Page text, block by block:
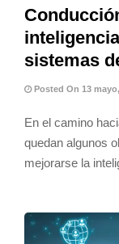
sistemas
Posted On 13 mayo,
En el camino
quedan algunos
mejorarse la